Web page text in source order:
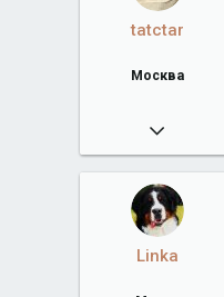
tatctar
Москва
30.05.2010
28 065
Город
Москва
Linka